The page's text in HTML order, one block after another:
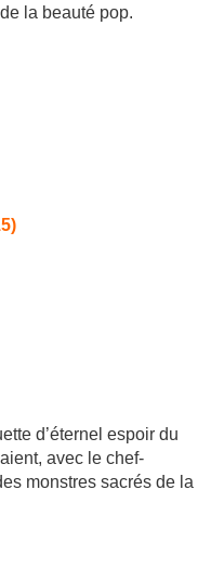
la beauté pop.
d’éternel espoir du
avec le chef-
monstres sacrés de la